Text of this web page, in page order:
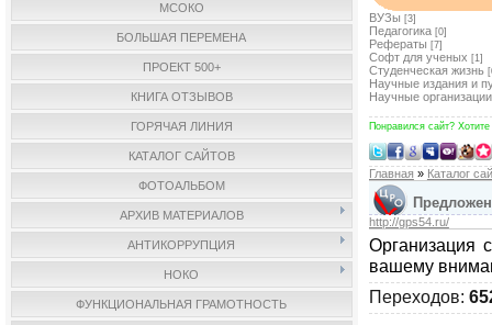
МСОКО
БОЛЬШАЯ ПЕРЕМЕНА
ПРОЕКТ 500+
КНИГА ОТЗЫВОВ
ГОРЯЧАЯ ЛИНИЯ
КАТАЛОГ САЙТОВ
ФОТОАЛЬБОМ
АРХИВ МАТЕРИАЛОВ
АНТИКОРРУПЦИЯ
НОКО
ФУНКЦИОНАЛЬНАЯ ГРАМОТНОСТЬ
ВУЗы [3]
Педагогика [0]
Рефераты [7]
Софт для ученых [1]
Студенческая жизнь
Научные издания и
Научные организации
Понравился сайт?
Главная » Каталог
http://gps54.ru/
Организация
вашему
Переходов: